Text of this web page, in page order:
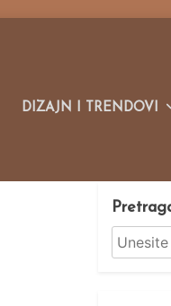
DIZAJN I TRENDOVI